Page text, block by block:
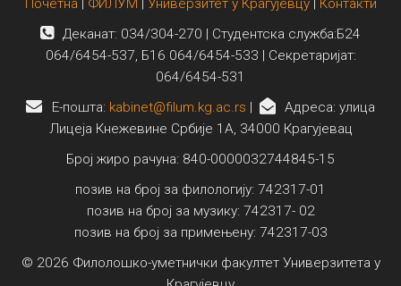
Деканат: 034/304-270 | Студентска служба:Б24
064/6454-537, Б16 064/6454-533 | Секретаријат:
064/6454-531
E-пошта: kabinet@filum.kg.ac.rs |
Адреса: улица
Лицеја Кнежевине Србије 1А, 34000 Крагујевац
Број жиро рачуна: 840-0000032744845-15
позив на број за филологију: 742317-01
позив на број за музику: 742317- 02
позив на број за примењену: 742317-03
© 2026 Филолошко-уметнички факултет Универзитета у